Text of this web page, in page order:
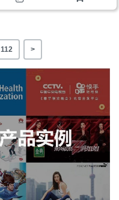
购物车
112 >